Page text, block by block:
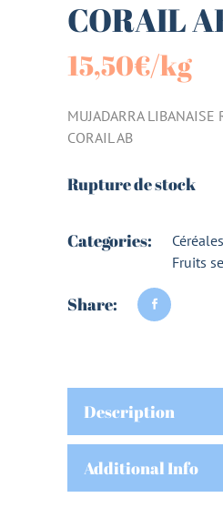
CORAIL
15,50€/kg
MUJADARRA LIBANAISE
CORAIL AB
Rupture de stock
Categories:
Fruits
Share:
Description
Additional Info